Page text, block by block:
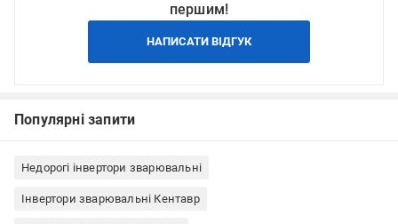
першим!
НАПИСАТИ ВІДГУК
Популярні запити
Недорогі інвертори зварювальні
Інвертори зварювальні Кентавр